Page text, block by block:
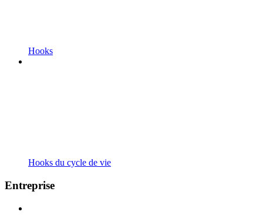
Hooks
Hooks du cycle de vie
Entreprise